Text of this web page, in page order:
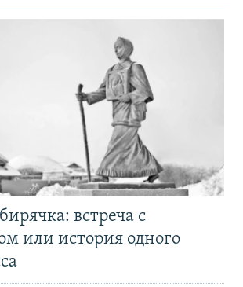
встреча с
или история одного